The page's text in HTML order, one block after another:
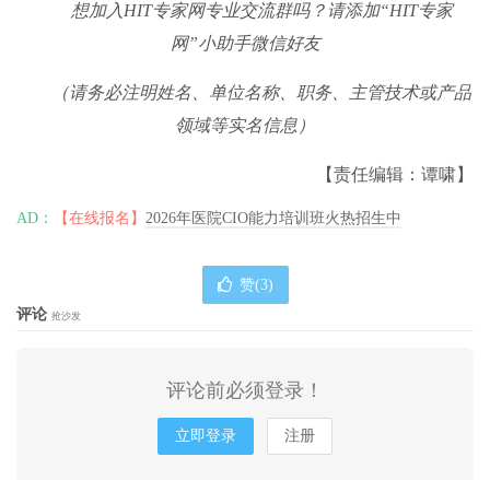
想加入HIT专家网专业交流群吗？请添加“HIT专家
网”小助手微信好友
（请务必注明姓名、单位名称、职务、主管技术或产品
领域等实名信息）
【责任编辑：谭啸】
AD： 【在线报名】 2026年医院CIO能力培训班火热招生中
赞(3)
评论 抢沙发
评论前必须登录！
立即登录 注册